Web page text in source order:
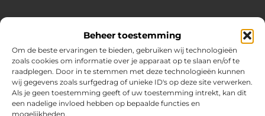
Beheer toestemming
Om de beste ervaringen te bieden, gebruiken wij technologieën
zoals cookies om informatie over je apparaat op te slaan en/of te
raadplegen. Door in te stemmen met deze technologieën kunnen
wij gegevens zoals surfgedrag of unieke ID's op deze site verwerken.
Als je geen toestemming geeft of uw toestemming intrekt, kan dit
een nadelige invloed hebben op bepaalde functies en
mogelijkheden.
Over Huizenplan
Jouw gids voor wooninspiratie en praktische tips
Ontdek een uitgebreide verzameling blogs en artikelen
boordevol handige adviezen en verrassende inzichten om
jouw woondromen te realiseren. Van interieurideeën tot
slimme bespaartips – haal het beste uit jouw huis en
leefomgeving!